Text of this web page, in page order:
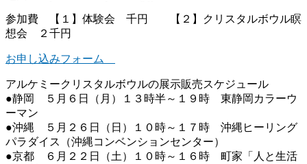
参加費 【１】体験会 千円 【２】クリスタルボウル瞑
想会 ２千円
お申し込みフォーム
アルケミークリスタルボウルの展示販売スケジュール
●静岡 ５月６日（月）１３時半～１９時 東静岡カラーウ
ーマン
●沖縄 ５月２６日（日）１０時～１７時 沖縄ヒーリング
パラダイス（沖縄コンベンションセンター）
●京都 ６月２２日（土）１０時～１６時 町家「人と生活